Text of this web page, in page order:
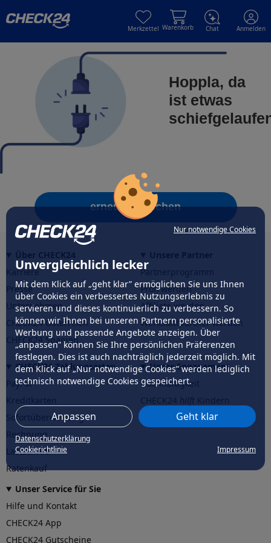
Nur notwendige Cookies
Unvergleichlich lecker
Mit dem Klick auf „geht klar” ermöglichen Sie uns Ihnen
über Cookies ein verbessertes Nutzungserlebnis zu
servieren und dieses kontinuierlich zu verbessern. So
können wir Ihnen bei unseren Partnern personalisierte
Werbung und passende Angebote anzeigen. Über
„anpassen” können Sie Ihre persönlichen Präferenzen
festlegen. Dies ist auch nachträglich jederzeit möglich. Mit
dem Klick auf „Nur notwendige Cookies” werden lediglich
technisch notwendige Cookies gespeichert.
Anpassen Geht klar
Datenschutzerklärung
Cookierichtlinie
Impressum
Merkzettel Warenkorb Chat Anmelden
Hoppla, da
ist etwas
erneut versuchen
Karriere
Presse
Unternehmen
CHECK24 Österreich
CHECK24 Spanien
Partnerprogramm
Profi werden
Affiliate werden
Werkstattpartner werden
CHECK24 Zahlungsarten
PayPal
Sofortüberweisung
Rechnung
Lastschrift
Ratenkauf
Unser Engagement
Nachhaltigkeit
CHECK24hilftder Natur
Unser Service für Sie
Hilfe und Kontakt
CHECK24 App
CHECK24 Gutscheine